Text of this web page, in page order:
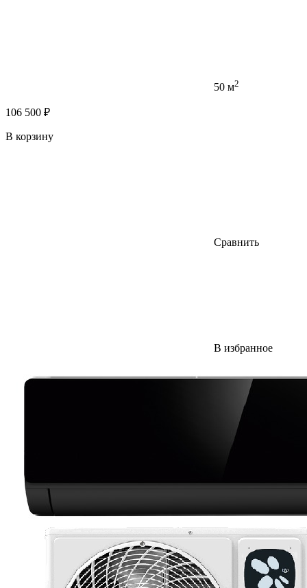
50 м2
106 500 ₽
В корзину
Сравнить
В избранное